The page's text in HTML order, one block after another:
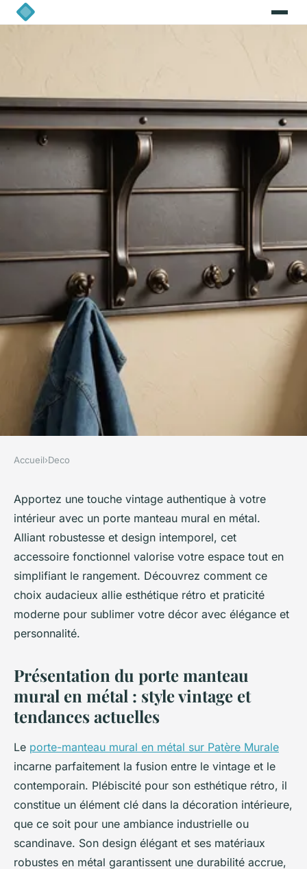
Porte manteau mural métal :
un style vintage pour votre
décor
David•2 septembre 2025•5 min de lecture
Accueil›Deco
Apportez une touche vintage authentique à votre
intérieur avec un porte manteau mural en métal.
Alliant robustesse et design intemporel, cet
accessoire fonctionnel valorise votre espace tout en
simplifiant le rangement. Découvrez comment ce
choix audacieux allie esthétique rétro et praticité
moderne pour sublimer votre décor avec élégance et
personnalité.
Présentation du porte manteau
mural en métal : style vintage et
tendances actuelles
Le porte-manteau mural en métal sur Patère Murale
incarne parfaitement la fusion entre le vintage et le
contemporain. Plébiscité pour son esthétique rétro, il
constitue un élément clé dans la décoration intérieure,
que ce soit pour une ambiance industrielle ou
scandinave. Son design élégant et ses matériaux
robustes en métal garantissent une durabilité accrue,